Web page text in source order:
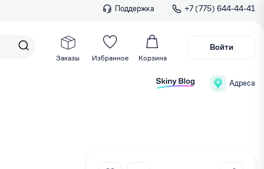
Поддержка +7 (775) 644-44-41
Заказы Избранное Корзина
Войти
Адреса